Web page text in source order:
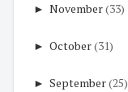
► November(33)
► October(31)
► September(25)